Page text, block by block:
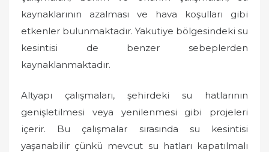
kaynaklarının azalması ve hava koşulları gibi
etkenler bulunmaktadır. Yakutiye bölgesindeki su
kesintisi de benzer sebeplerden
kaynaklanmaktadır.
Altyapı çalışmaları, şehirdeki su hatlarının
genişletilmesi veya yenilenmesi gibi projeleri
içerir. Bu çalışmalar sırasında su kesintisi
yaşanabilir çünkü mevcut su hatları kapatılmalı